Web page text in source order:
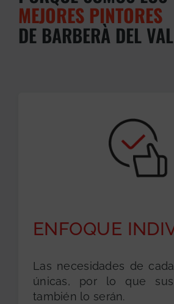
MEJORES PINTORES
DE BARBERÀ DEL
ENFOQUE
Las necesidades de
únicas, por lo que sus
también lo serán.